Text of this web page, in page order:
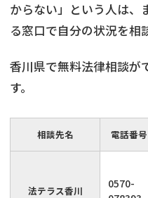
からない」という人は、
る窓口で自分の状況を相
香川県で無料法律相談が
す。
相談先名 電話番号
法テラス香川
0570-